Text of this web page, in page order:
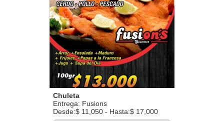
Chuleta
Entrega: Fusions
Desde:$ 11,050 - Hasta:$ 17,000